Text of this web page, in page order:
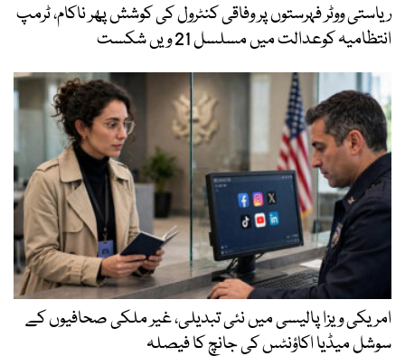
ریاستی ووٹر فہرستوں پر وفاقی کنٹرول کی کوشش پھر ناکام، ٹرمپ
انتظامیہ کوعدالت میں مسلسل 21 ویں شکست
امریکی ویزا پالیسی میں نئی تبدیلی، غیر ملکی صحافیوں کے
سوشل میڈیا اکاؤنٹس کی جانچ کا فیصلہ